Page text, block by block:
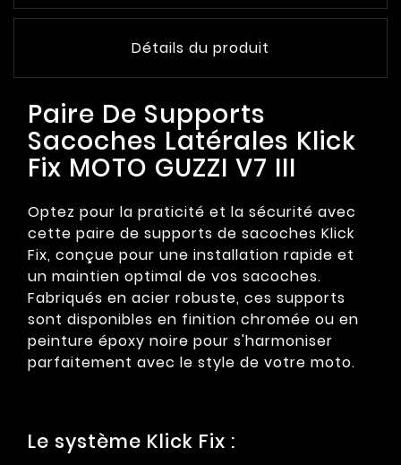
Détails du produit
Paire De Supports
Sacoches Latérales Klick
Fix MOTO GUZZI V7 III
Optez pour la praticité et la sécurité avec
cette paire de supports de sacoches Klick
Fix, conçue pour une installation rapide et
un maintien optimal de vos sacoches.
Fabriqués en acier robuste, ces supports
sont disponibles en finition chromée ou en
peinture époxy noire pour s'harmoniser
parfaitement avec le style de votre moto.
Le système Klick Fix :